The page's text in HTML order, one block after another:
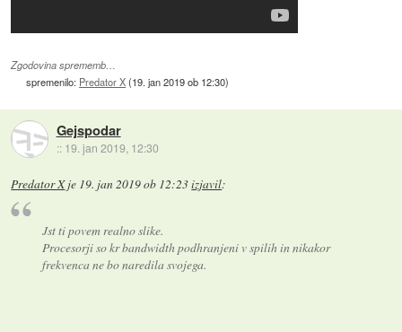
Zgodovina sprememb…
spremenilo: Predator X(19. jan 2019 ob 12:30)
Gejspodar
:: 19. jan 2019, 12:30
Predator Xje 19. jan 2019 ob 12:23izjavil:
Jst ti povem realno slike.
Procesorji so kr bandwidth podhranjeni v spilih in nikakor
frekvenca ne bo naredila svojega.